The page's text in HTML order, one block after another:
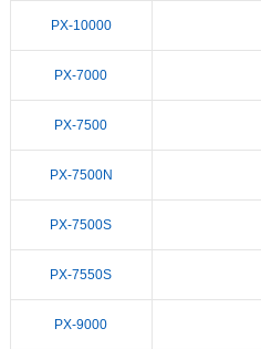
PX-10000
PX-7000
PX-7500
PX-7500N
PX-7500S
PX-7550S
PX-9000